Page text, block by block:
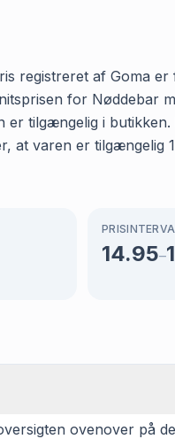
registreret af Goma
for Nøddebar
tilgængelig i
at varen er
14.95–
ovenover på